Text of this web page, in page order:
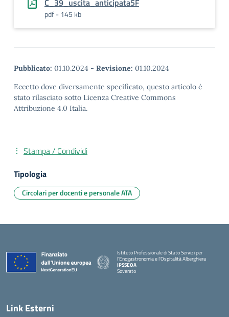
C_39_uscita_anticipata5F
pdf - 145 kb
Pubblicato: 01.10.2024 - Revisione: 01.10.2024
Eccetto dove diversamente specificato, questo articolo è
stato rilasciato sotto Licenza Creative Commons
Attribuzione 4.0 Italia.
Stampa / Condividi
Tipologia
Circolari per docenti e personale ATA
Istituto Professionale di Stato Servizi per
l'Enogastronomia e l'Ospitalità Alberghiera
IPSSEOA
Soverato
Link Esterni